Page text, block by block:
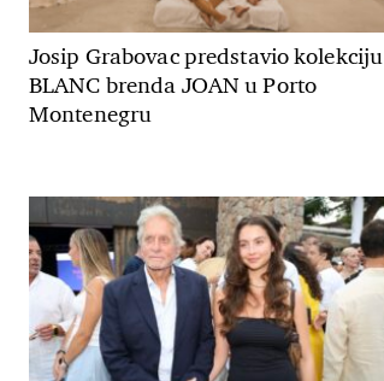
Josip Grabovac predstavio kolekciju
BLANC brenda JOAN u Porto
Montenegru